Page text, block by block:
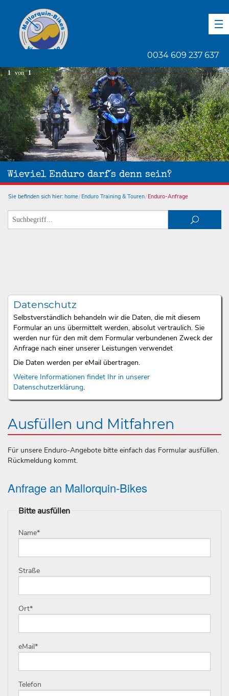
0034 609 237 637
Wieviel Enduro darf´s denn sein?
1 von 1
Sie befinden sich hier: home Enduro Training & Touren Enduro-Anfrage
Datenschutz
Selbstverständlich behandeln wir die Daten, die mit diesem
Formular an uns übermittelt werden, absolut vertraulich. Sie
werden nur für den mit dem Formular verbundenen Zweck der
Anfrage nach einer unserer Leistungen verwendet
Die Daten werden per eMail übertragen.
Weitere Informationen findet Ihr in unserer
Datenschutzerklärung.
Ausfüllen und Mitfahren
Für unsere Enduro-Angebote bitte einfach das Formular ausfüllen.
Rückmeldung kommt.
Anfrage an Mallorquin-Bikes
Bitte ausfüllen
Name*
Straße
Ort*
eMail*
Telefon